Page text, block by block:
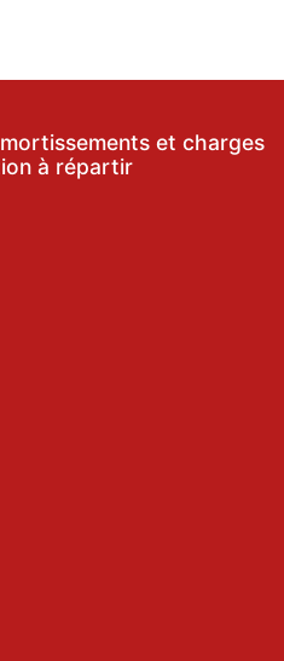
et charges
à répartir